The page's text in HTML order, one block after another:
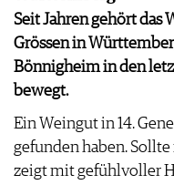
Seit Jahren gehört das
Grössen in
Bönnigheim in den
bewegt.
Ein Weingut in 14.
gefunden haben.
zeigt mit gefühlvoller